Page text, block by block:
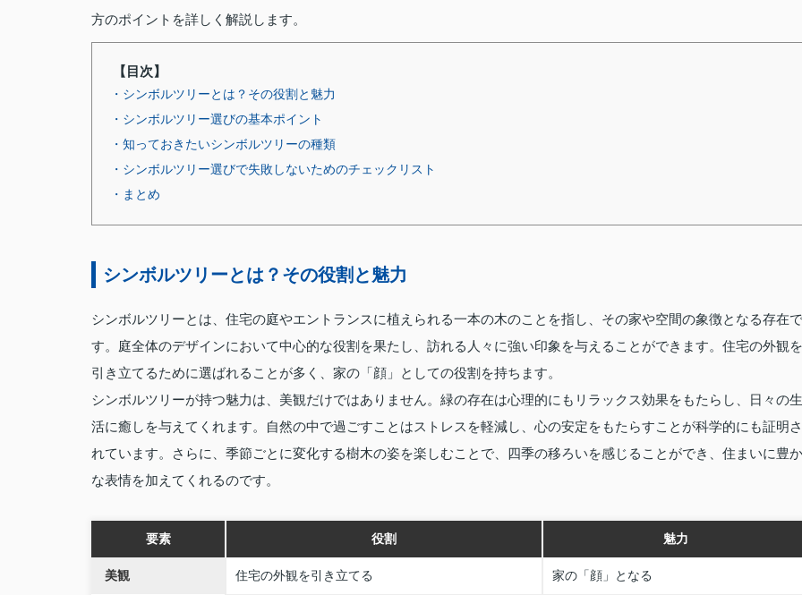
方のポイントを詳しく解説します。
【目次】
・シンボルツリーとは？その役割と魅力
・シンボルツリー選びの基本ポイント
・知っておきたいシンボルツリーの種類
・シンボルツリー選びで失敗しないためのチェックリスト
・まとめ
シンボルツリーとは？その役割と魅力
シンボルツリーとは、住宅の庭やエントランスに植えられる一本の木のことを指し、その家や空間の象徴となる存在で
す。庭全体のデザインにおいて中心的な役割を果たし、訪れる人々に強い印象を与えることができます。住宅の外観を
引き立てるために選ばれることが多く、家の「顔」としての役割を持ちます。
シンボルツリーが持つ魅力は、美観だけではありません。緑の存在は心理的にもリラックス効果をもたらし、日々の生
活に癒しを与えてくれます。自然の中で過ごすことはストレスを軽減し、心の安定をもたらすことが科学的にも証明さ
れています。さらに、季節ごとに変化する樹木の姿を楽しむことで、四季の移ろいを感じることができ、住まいに豊か
な表情を加えてくれるのです。
要素 役割 魅力
美観 住宅の外観を引き立てる 家の「顔」となる